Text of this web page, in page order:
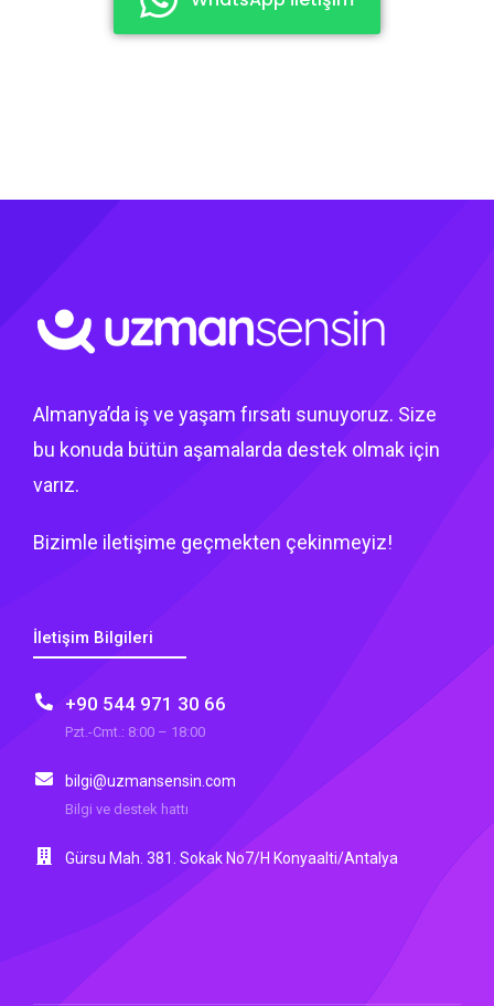
Almanya’da iş ve yaşam fırsatı sunuyoruz. Size
bu konuda bütün aşamalarda destek olmak için
varız.
Bizimle iletişime geçmekten çekinmeyiz!
İletişim Bilgileri
+90 544 971 30 66
Pzt.-Cmt.: 8:00 – 18:00
bilgi@uzmansensin.com
Bilgi ve destek hattı
Gürsu Mah. 381. Sokak No7/H Konyaalti/Antalya